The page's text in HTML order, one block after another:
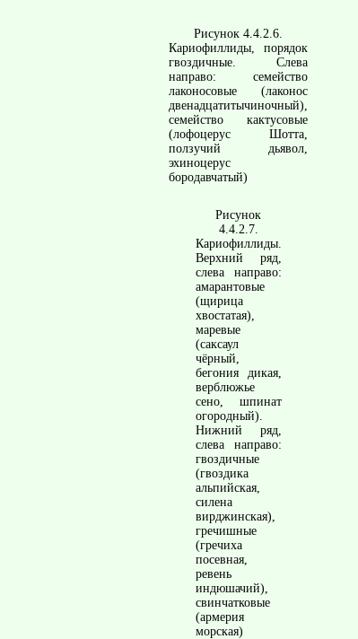
Рисунок 4.4.2.6.
Кариофиллиды, порядок
гвоздичные. Слева
направо: семейство
лаконосовые (лаконос
двенадцатитычиночный),
семейство кактусовые
(лофоцерус Шотта,
ползучий дьявол,
эхиноцерус
бородавчатый)
Рисунок
4.4.2.7.
Кариофиллиды.
Верхний ряд,
слева направо:
амарантовые
(щирица
хвостатая),
маревые
(саксаул
чёрный,
бегония дикая,
верблюжье
сено, шпинат
огородный).
Нижний ряд,
слева направо:
гвоздичные
(гвоздика
альпийская,
силена
вирджинская),
гречишные
(гречиха
посевная,
ревень
индюшачий),
свинчатковые
(армерия
морская)